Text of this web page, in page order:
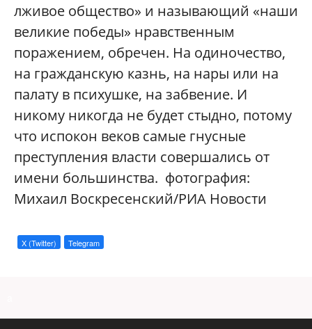
лживое общество» и называющий «наши
великие победы» нравственным
поражением, обречен. На одиночество,
на гражданскую казнь, на нары или на
палату в психушке, на забвение. И
никому никогда не будет стыдно, потому
что испокон веков самые гнусные
преступления власти совершались от
имени большинства. фотография:
Михаил Воскресенский/РИА Новости
X (Twitter) Telegram